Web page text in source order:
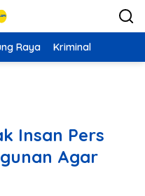
Raya Kriminal
Insan Pers
Agar